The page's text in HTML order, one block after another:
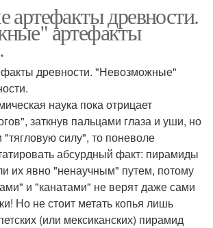
артефакты древности.
артефакты
древности. "Невозможные"
наука пока отрицает
заткнув пальцами глаза и уши, но
силу", то поневоле
абсурдный факт: пирамиды
их явно "ненаучным" путем, потому
и "канатами" не верят даже сами
Но не стоит метать копья лишь
(или мексиканских) пирамид